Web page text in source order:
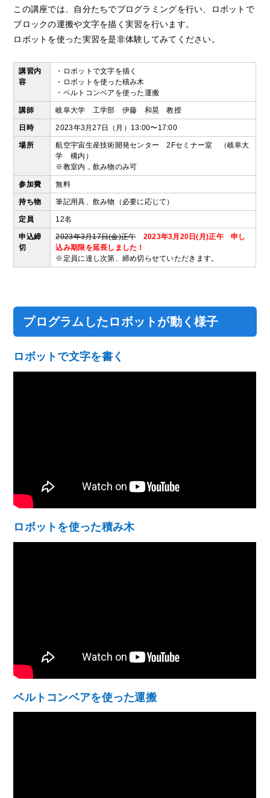
この講座では、自分たちでプログラミングを行い、ロボットで
ブロックの運搬や文字を描く実習を行います。
ロボットを使った実習を是非体験してみてください。
講習内
容
・ロボットで文字を描く
・ロボットを使った積み木
・ベルトコンベアを使った運搬
講師 岐阜大学 工学部 伊藤 和晃 教授
日時 2023年3月27日（月）13:00〜17:00
場所
航空宇宙生産技術開発センター 2Fセミナー室 （岐阜大
学 構内）
※教室内，飲み物のみ可
参加費 無料
持ち物 筆記用具、飲み物（必要に応じて）
定員 12名
申込締
切
2023年3月17日(金)正午
2023年3月20日(月)正午 申し
込み期限を延長しました！
※定員に達し次第、締め切らせていただきます。
プログラムしたロボットが動く様子
ロボットで文字を書く
ロボットを使った積み木
ベルトコンベアを使った運搬